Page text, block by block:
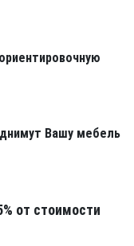
Вашу мебель
от стоимости